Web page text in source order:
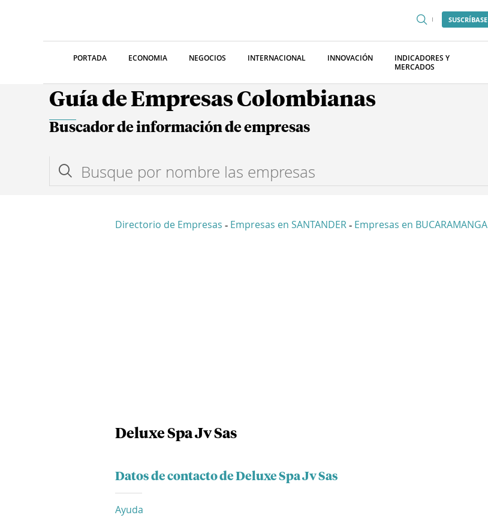
SUSCRÍBASE
PORTADA ECONOMIA NEGOCIOS INTERNACIONAL INNOVACIÓN
INDICADORES Y
MERCADOS
Guía de Empresas Colombianas
Buscador de información de empresas
Directorio de Empresas - Empresas en SANTANDER - Empresas en BUCARAMANGA
Deluxe Spa Jv Sas
Datos de contacto de Deluxe Spa Jv Sas
Ayuda